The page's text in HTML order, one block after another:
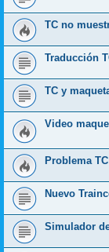
TC no
Traducción
TC y
Video
Problema
Nuevo
Simulador